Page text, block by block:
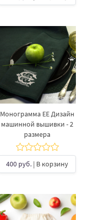
Монограмма EE Дизайн
машинной вышивки - 2
размера
400 руб. | В корзину